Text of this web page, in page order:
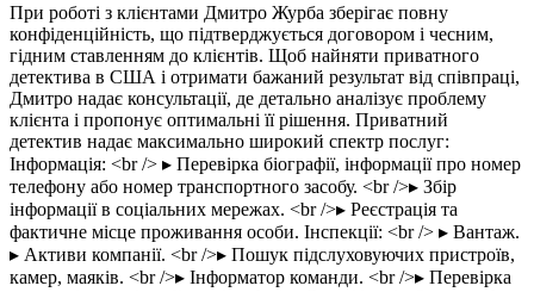
При роботі з клієнтами Дмитро Журба зберігає повну
конфіденційність, що підтверджується договором і чесним,
гідним ставленням до клієнтів. Щоб найняти приватного
детектива в США і отримати бажаний результат від співпраці,
Дмитро надає консультації, де детально аналізує проблему
клієнта і пропонує оптимальні її рішення. Приватний
детектив надає максимально широкий спектр послуг:
Інформація: <br /> ▸ Перевірка біографії, інформації про номер
телефону або номер транспортного засобу. <br />▸ Збір
інформації в соціальних мережах. <br />▸ Реєстрація та
фактичне місце проживання особи. Інспекції: <br /> ▸ Вантаж.
▸ Активи компанії. <br />▸ Пошук підслуховуючих пристроїв,
камер, маяків. <br />▸ Інформатор команди. <br />▸ Перевірка